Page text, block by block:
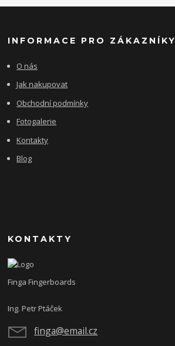
INFORMACE PRO ZÁKAZNÍKY
O nás
Jak nakupovat
Obchodní podmínky
Fotogalerie
Kontakty
Blog
KONTAKTY
Finga Fingerboards
Ing. Petr Ptáček
finga@email.cz